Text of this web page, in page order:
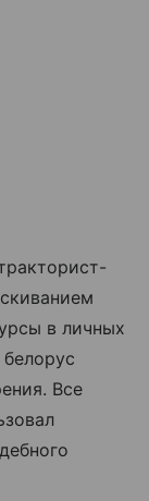
в личных
Все